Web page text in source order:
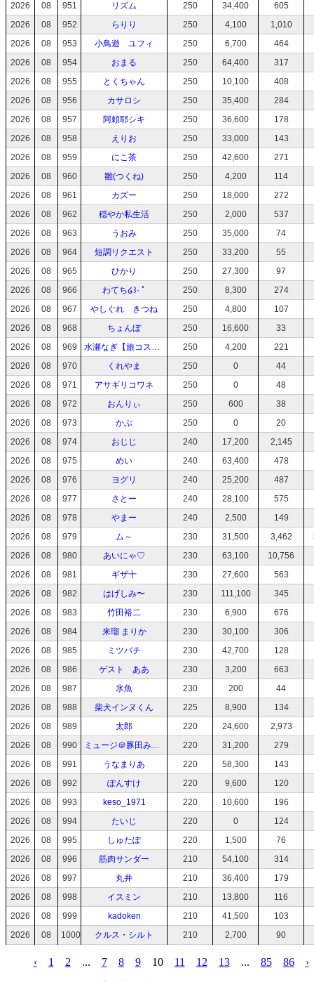
2026
08 951 リズム 250 34,400
605
2026
08 952 らりり 250 4,100
1,010
2026
08 953 小鳥遊 ユフィ 250 6,700
464
2026
08 954 おまる 250 64,400
317
2026
08 955 とくちゃん 250 10,100
408
2026
08 956 カサロシ 250 35,400
284
2026
08 957 阿頼耶シキ 250 36,600
178
2026
08 958 えりお 250 33,000
143
2026
08 959 にこ茶 250 42,600
271
2026
08 960 雛(つくね) 250 4,200
114
2026
08 961 カズー 250 18,000
272
2026
08 962 穏やか私生活 250 2,000
537
2026
08 963 うおみ 250 35,000
74
2026
08 964 短調リクエスト 250 33,200
55
2026
08 965 ひかり 250 27,300
97
2026
08 966 わてち໒꒱· ﾟ 250 8,300
274
2026
08 967 やしぐれ きつね 250 4,800
107
2026
08 968 ちょんぼ 250 16,600
33
2026
08 969 水瀬なぎ【旅コスごはん】 250 4,200
221
2026
08 970 くれやま 250 0
44
2026
08 971 アサギリコワネ 250 0
48
2026
08 972 おんりぃ 250 600
38
2026
08 973 かぶ 250 0
20
2026
08 974 おじじ 240 17,200
2,145
2026
08 975 めい 240 63,400
478
2026
08 976 ヨグリ 240 25,200
487
2026
08 977 さとー 240 28,100
575
2026
08 978 やまー 240 2,500
149
2026
08 979 ム～ 230 31,500 3,462
2026
08 980 あいにゃ♡ 230 63,100
10,756
2026
08 981 ギザ十 230 27,600
563
2026
08 982 はげしみ〜 230 111,100
345
2026
08 983 竹田裕二 230 6,900
676
2026
08 984 来瑠 まりか 230 30,100
306
2026
08 985 ミツバチ 230 42,700
128
2026
08 986 ゲスト ああ 230 3,200
663
2026
08 987 氷魚 230 200
44
2026
08 988 柴犬インヌくん 225 8,900
134
2026
08 989 太郎 220 24,600
2,973
2026
08 990 ミュージ＠豚田みゅ～じ 220 31,200
279
2026
08 991 うなまりあ 220 58,300
143
2026
08 992 ぽんすけ 220 9,600
120
2026
08 993 keso_1971 220 10,600
196
2026
08 994 たいじ 220 0
124
2026
08 995 しゅたぽ 220 1,500
76
2026
08 996 筋肉サンダー 210 54,100
314
2026
08 997 丸井 210 36,400
179
2026
08 998 イスミン 210 13,800
116
2026
08 999 kadoken 210 41,500
103
2026
08 1000 クルス・シルト 210 2,700 90
‹ 1 2 ... 7 8 9 10 11 12 13 ... 85 86 ›